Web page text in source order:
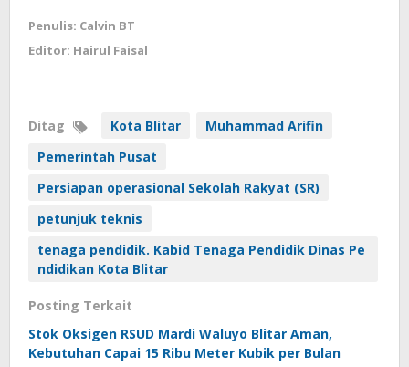
Penulis: Calvin BT
Editor: Hairul Faisal
Ditag Kota Blitar
Muhammad Arifin
Pemerintah Pusat
Persiapan operasional Sekolah Rakyat (SR)
petunjuk teknis
tenaga pendidik. Kabid Tenaga Pendidik Dinas Pe
ndidikan Kota Blitar
Posting Terkait
Stok Oksigen RSUD Mardi Waluyo Blitar Aman,
Kebutuhan Capai 15 Ribu Meter Kubik per Bulan